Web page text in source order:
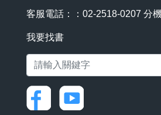
客服電話：：02-2518-0207 分
我要找書